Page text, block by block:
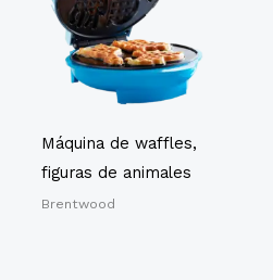
Máquina de waffles,
figuras de animales
Brentwood